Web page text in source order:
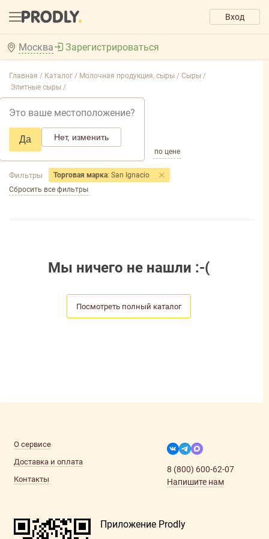
Вход
Москва
Это ваше местоположение?
Да Нет, изменить
Зарегистрироваться
Главная / Каталог / Молочная продукция, сыры / Сыры /
Элитные сыры /
Добавить фильтр товаров
по популярности по цене
Фильтры Торговая марка: San Ignaсio
Сбросить все фильтры
Мы ничего не нашли :-(
Посмотреть полный каталог
О сервисе
Доставка и оплата
Контакты
8 (800) 600-62-07
Напишите нам
Приложение Prodly